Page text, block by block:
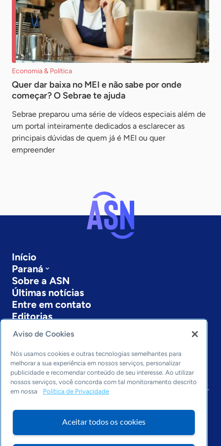
Economia & Política
Quer dar baixa no MEI e não sabe por onde
começar? O Sebrae te ajuda
Sebrae preparou uma série de vídeos especiais além de
um portal inteiramente dedicados a esclarecer as
principais dúvidas de quem já é MEI ou quer
empreender
Início
Paraná
Sobre a ASN
Últimas notícias
Entre em contato
Editorias
Economia & Política
Inovação & Tecnologia
Cultura empreendedora
Dados
Arquivo
Aviso de Cookies
Nós usamos cookies e outras tecnologias semelhantes para
melhorar a sua experiência em nossos serviços, personalizar
publicidade e recomendar conteúdo de seu interesse. Ao utilizar
nossos serviços, você concorda com tal monitoramento descrito
em nossa
Política de Privacidade
Aceitar todos os cookies